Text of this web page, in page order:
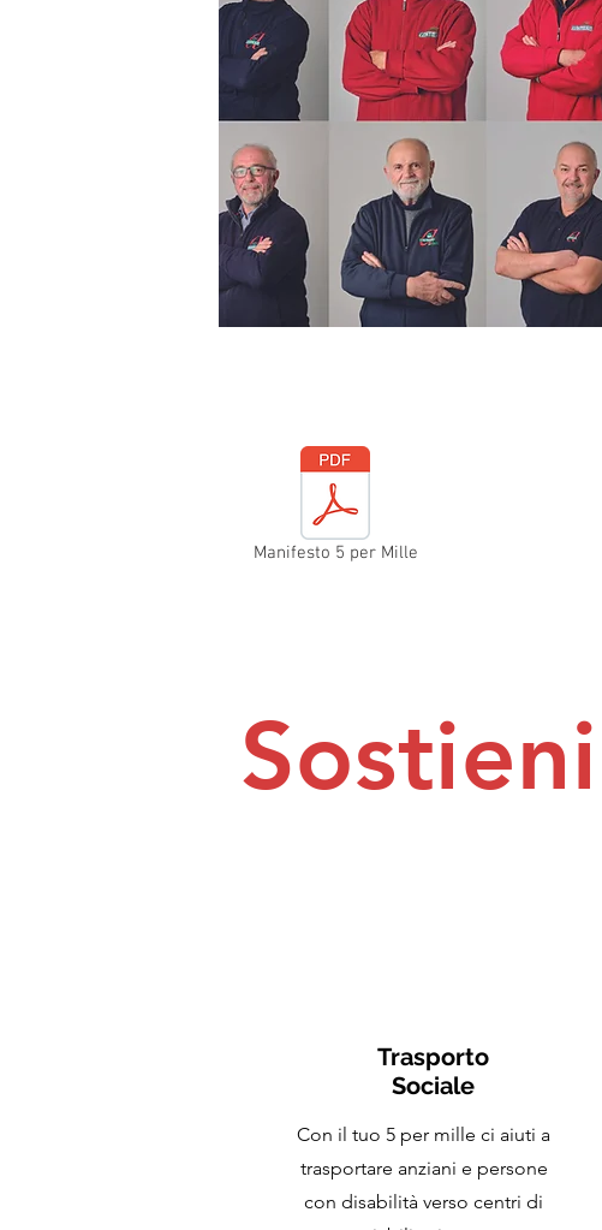
Manifesto 5 per Mille
Trasporto
Sociale
Con il tuo 5 per mille ci aiuti a
trasportare anziani e persone
con disabilità verso centri di